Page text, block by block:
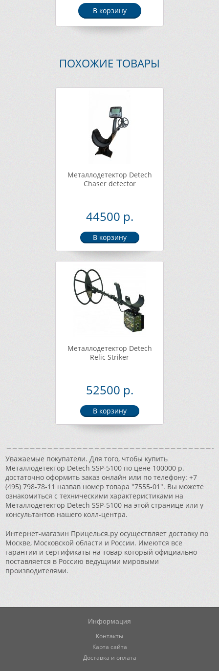
В корзину
ПОХОЖИЕ ТОВАРЫ
Металлодетектор Detech
Chaser detector
44500 р.
Металлодетектор Detech
Relic Striker
52500 р.
Уважаемые покупатели. Для того, чтобы купить
Металлодетектор Detech SSP-5100 по цене 100000 р.
достаточно оформить заказ онлайн или по телефону: +7
(495) 798-78-11 назвав номер товара "7555-01". Вы можете
ознакомиться с техническими характеристиками на
Металлодетектор Detech SSP-5100 на этой странице или у
консультантов нашего колл-центра.
Интернет-магазин Прицелься.ру осуществляет доставку по
Москве, Московской области и России. Имеются все
гарантии и сертификаты на товар который официально
поставляется в Россию ведущими мировыми
производителями.
Информация
Контакты
Карта сайта
Доставка и оплата